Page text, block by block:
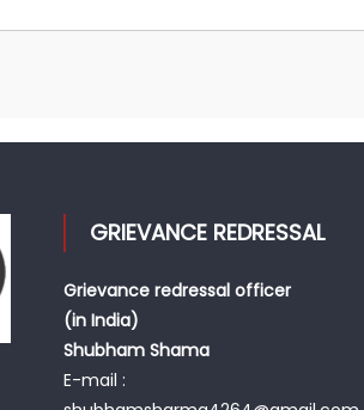
GRIEVANCE REDRESSAL
Grievance redressal officer
(in India)
Shubham Shama
E-mail :